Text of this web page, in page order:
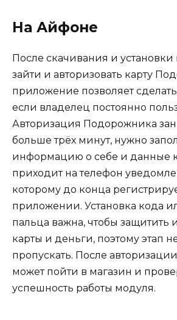
На Айфоне
После скачивания и
зайти и авторизовать карту
приложение позволяет
если владелец постоянно
Авторизация Подорожника
больше трёх минут, нужно
информацию о себе и данные
приходит на телефон
которому до конца
приложении. Установка кода
пальца важна, чтобы
карты и деньги, поэтому этап
пропускать. После
может пойти в магазин и
успешность работы модуля.